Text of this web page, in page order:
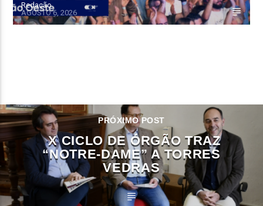
Redação
AGOSTO 6, 2026
PRÓXIMO POST
X CICLO DE ÓRGÃO TRAZ
“NOTRE-DAME” A TORRES
VEDRAS